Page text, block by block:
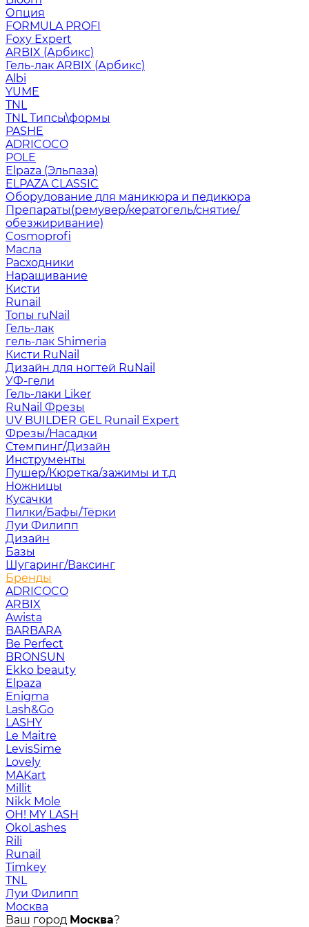
Опция
FORMULA PROFI
Foxy Expert
ARBIX (Арбикс)
Гель-лак ARBIX (Арбикс)
Albi
YUME
TNL
TNL Типсы\формы
PASHE
ADRICOCO
POLE
Elpaza (Эльпаза)
ELPAZA CLASSIC
Оборудование для маникюра и педикюра
Препараты(ремувер/кератогель/снятие/
обезжиривание)
Cosmoprofi
Масла
Расходники
Наращивание
Кисти
Runail
Топы ruNail
Гель-лак
гель-лак Shimeria
Кисти RuNail
Дизайн для ногтей RuNail
УФ-гели
Гель-лаки Liker
RuNail Фрезы
UV BUILDER GEL Runail Expert
Фрезы/Насадки
Стемпинг/Дизайн
Инструменты
Пушер/Кюретка/зажимы и т.д
Ножницы
Кусачки
Пилки/Бафы/Тёрки
Луи Филипп
Дизайн
Базы
Шугаринг/Ваксинг
Бренды
ADRICOCO
ARBIX
Awista
BARBARA
Be Perfect
BRONSUN
Ekko beauty
Elpaza
Enigma
Lash&Go
LASHY
Le Maitre
LevisSime
Lovely
MAKart
Millit
Nikk Mole
OH! MY LASH
OkoLashes
Rili
Runail
Timkey
TNL
Луи Филипп
Москва
Ваш город Москва?